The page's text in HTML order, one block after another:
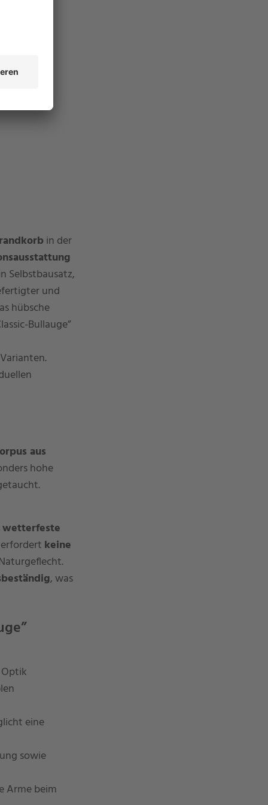
in der
Selbstbausatz,
und
hübsche
Bullauge”
aus
hohe
wetterfeste
keine
, was
eine
sowie
Arme beim